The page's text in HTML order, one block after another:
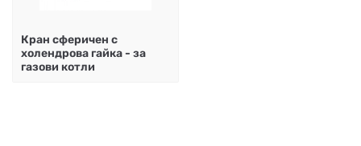
Кран сферичен с
холендрова гайка - за
газови котли